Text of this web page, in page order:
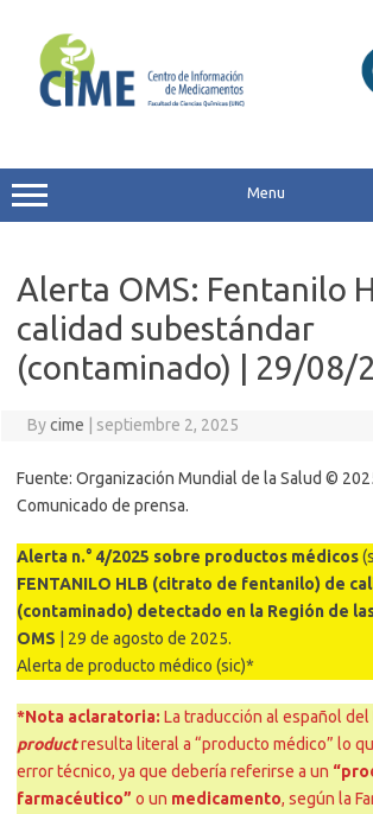
content
Menu
Alerta OMS: Fentanilo
calidad subestándar
(contaminado) | 29/08/
Bycime septiembre 2, 2025
Fuente: Organización Mundial de la Salud ©
Comunicado de prensa.
Alerta n.° 4/2025 sobre productos médicos
FENTANILO HLB (citrato de fentanilo) de
(contaminado) detectado en la Región de
OMS | 29 de agosto de 2025.
Alerta de producto médico (sic)*
*Nota aclaratoria: La traducción al español
productresulta literal a “producto médico” lo
error técnico, ya que debería referirse a un
farmacéutico” o un medicamento, según la